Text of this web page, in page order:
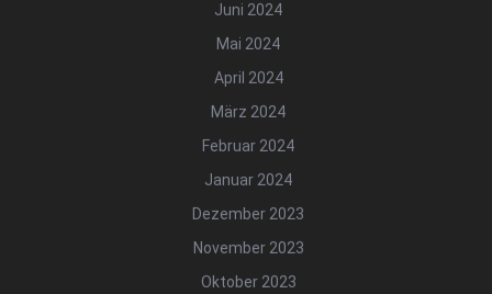
Juni 2024
Mai 2024
April 2024
März 2024
Februar 2024
Januar 2024
Dezember 2023
November 2023
Oktober 2023